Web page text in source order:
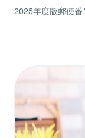
2025年度版郵便